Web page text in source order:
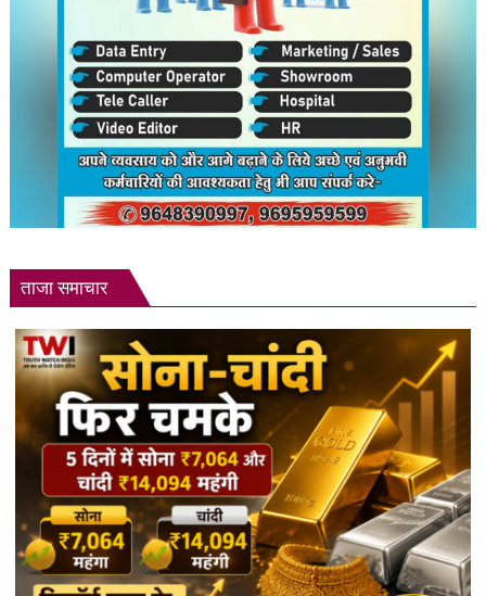
ताजा समाचार